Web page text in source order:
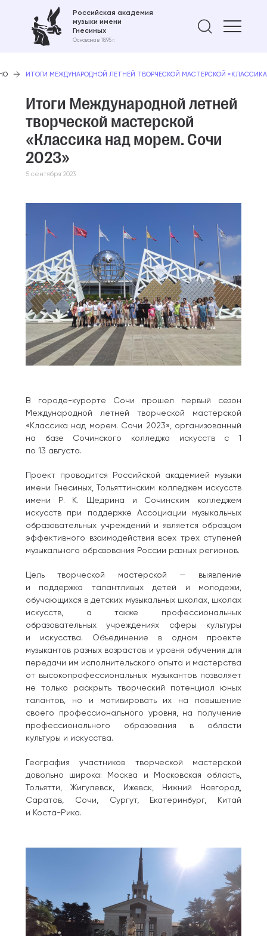
Российская академия
музыки имени
Гнесиных
Основана в 1895 г.
Найти
ИТОГИ МЕЖДУНАРОДНОЙ ЛЕТНЕЙ ТВОРЧЕСКОЙ МАСТЕРСКОЙ
Итоги Международной летней
творческой мастерской
«Классика над морем. Сочи
2023»
5 сентября 2023
В городе-курорте Сочи прошел первый сезон
Международной летней творческой мастерской
«Классика над морем. Сочи 2023», организованный
на базе Сочинского колледжа искусств с 1
по 13 августа.
Проект проводится Российской академией музыки
имени Гнесиных, Тольяттинским колледжем искусств
имени Р. К. Щедрина и Сочинским колледжем
искусств при поддержке Ассоциации музыкальных
образовательных учреждений и является образцом
эффективного взаимодействия всех трех ступеней
музыкального образования России разных регионов.
Цель творческой мастерской — выявление
и поддержка талантливых детей и молодежи,
обучающихся в детских музыкальных школах, школах
искусств, а также профессиональных
образовательных учреждениях сферы культуры
и искусства. Объединение в одном проекте
музыкантов разных возрастов и уровня обучения для
передачи им исполнительского опыта и мастерства
от высокопрофессиональных музыкантов позволяет
не только раскрыть творческий потенциал юных
талантов, но и мотивировать их на повышение
своего профессионального уровня, на получение
профессионального образования в области
культуры и искусства.
География участников творческой мастерской
довольно широка: Москва и Московская область,
Тольятти, Жигулевск, Ижевск, Нижний Новгород,
Саратов, Сочи, Сургут, Екатеринбург, Китай
и Коста-Рика.